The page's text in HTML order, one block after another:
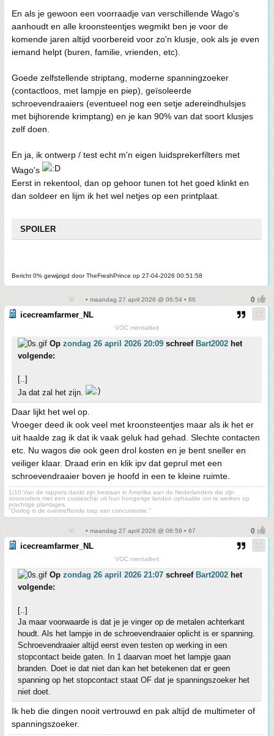
En als je gewoon een voorraadje van verschillende Wago's
aanhoudt en alle kroonsteentjes wegmikt ben je voor de
komende jaren altijd voorbereid voor zo'n klusje, ook als je even
iemand helpt (buren, familie, vrienden, etc).
Goede zelfstellende striptang, moderne spanningzoeker
(contactloos, met lampje en piep), geïsoleerde
schroevendraaiers (eventueel nog een setje adereindhulsjes
met bijhorende krimptang) en je kan 90% van dat soort klusjes
zelf doen.
En ja, ik ontwerp / test echt m'n eigen luidsprekerfilters met
Wago's
Eerst in rekentool, dan op gehoor tunen tot het goed klinkt en
dan soldeer en lijm ik het wel netjes op een printplaat.
SPOILER
Bericht 0% gewijzigd door TheFreshPrince op 27-04-2026 00:51:58
• maandag 27 april 2026 @ 06:54 • 66
icecreamfarmer_NL
VOC mentaliteit
Op zondag 26 april 2026 20:09 schreef Bart2002 het
volgende:
[..]
Ja dat zal het zijn.
Daar lijkt het wel op.
Vroeger deed ik ook veel met kroonsteentjes maar als ik het er
uit haalde zag ik dat ik vaak geluk had gehad. Slechte contacten
etc. Nu wagos die ook geen drol kosten en je bent sneller en
veiliger klaar. Draad erin en klik ipv dat geprul met een
schroevendraaier boven je hoofd in een te kleine ruimte.
1/10 Van de rappers dankt zijn bestaan in Amerika aan de Nederlanders die zijn
voorouders met een cruiseschip uit hun hongerige landen ophaalde om te werken op
prachtige plantages.
"Oorlog is de overtreffende trap van concurrentie."
• maandag 27 april 2026 @ 06:59 • 67
icecreamfarmer_NL
VOC mentaliteit
Op zondag 26 april 2026 21:07 schreef Bart2002 het
volgende:
[..]
Ja maar voorwaarde is dat je je vinger op de metalen achterkant
houdt. Als het lampje in de schroevendraaier oplicht is er spanning.
Schroevendraaier altijd eerst even testen op werking in een
stopcontact beide gaten. In 1 daarvan moet het lampje gaan
branden. Doet ie dat niet dan kan het betekenen dat er geen
spanning op het stopcontact staat OF dat je spanningszoeker het
niet doet.
Ik heb die dingen nooit vertrouwd en pak altijd de multimeter of
spanningszoeker.